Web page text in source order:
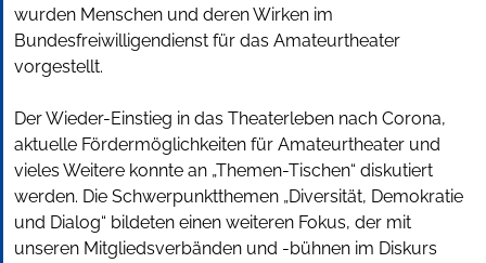
wurden Menschen und deren Wirken im
Bundesfreiwilligendienst für das Amateurtheater
vorgestellt.
Der Wieder-Einstieg in das Theaterleben nach Corona,
aktuelle Fördermöglichkeiten für Amateurtheater und
vieles Weitere konnte an „Themen-Tischen“ diskutiert
werden. Die Schwerpunktthemen „Diversität, Demokratie
und Dialog“ bildeten einen weiteren Fokus, der mit
unseren Mitgliedsverbänden und -bühnen im Diskurs